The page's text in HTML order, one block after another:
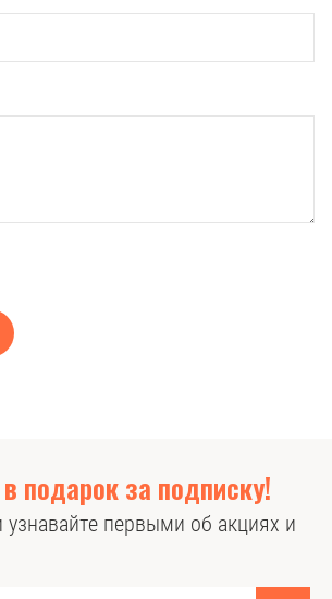
подарок за подписку!
первыми об акциях и